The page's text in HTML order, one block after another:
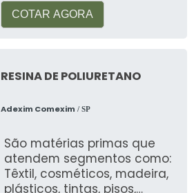
fazer com
COTAR AGORA
RESINA DE POLIURETANO
Adexim Comexim / SP
São matérias primas que
atendem segmentos como:
Têxtil, cosméticos, madeira,
plásticos, tintas, pisos,